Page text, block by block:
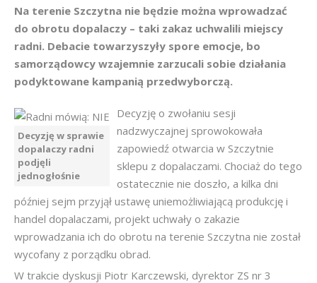
Na terenie Szczytna nie będzie można wprowadzać
do obrotu dopalaczy – taki zakaz uchwalili miejscy
radni. Debacie towarzyszyły spore emocje, bo
samorządowcy wzajemnie zarzucali sobie działania
podyktowane kampanią przedwyborczą.
Decyzję w sprawie
dopalaczy radni
podjęli
jednogłośnie
Decyzję o zwołaniu sesji
nadzwyczajnej sprowokowała
zapowiedź otwarcia w Szczytnie
sklepu z dopalaczami. Chociaż do tego
ostatecznie nie doszło, a kilka dni
później sejm przyjął ustawę uniemożliwiającą produkcję i
handel dopalaczami, projekt uchwały o zakazie
wprowadzania ich do obrotu na terenie Szczytna nie został
wycofany z porządku obrad.
W trakcie dyskusji Piotr Karczewski, dyrektor ZS nr 3